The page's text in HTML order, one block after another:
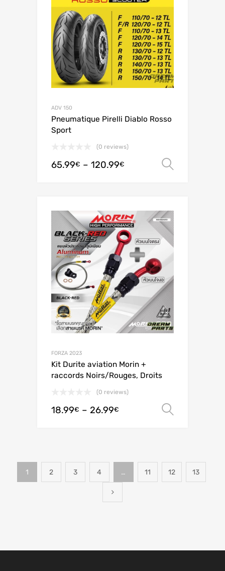
ADV 150
Pneumatique Pirelli Diablo Rosso
Sport
(0 reviews)
65.99€ – 120.99€
FORZA 2023
Kit Durite aviation Morin +
raccords Noirs/Rouges, Droits
(0 reviews)
18.99€ – 26.99€
1 2 3 4 … 11 12 13